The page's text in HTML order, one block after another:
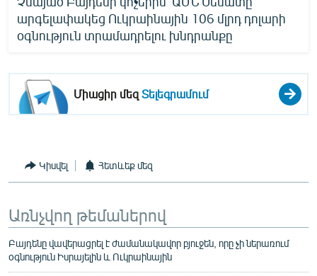
արգելափակեց Ուկրաինային 106 մլրդ դոլարի
օգնություն տրամադրելու խնդրանքը
Միացիր մեզՏելեգրամում
Կիսվել Հետևեք մեզ
Առնչվող թեմաներով
Բայդենը վավերացրել է ժամանակավոր բյուջեն, որը չի ներառում
օգնություն Իսրայելին և Ուկրաինային